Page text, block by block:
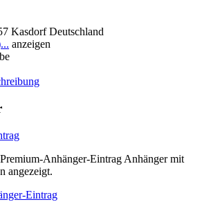
Kasdorf Deutschland
anzeigen
Anhänger-Eintrag Anhänger mit
angezeigt.
Eintrag